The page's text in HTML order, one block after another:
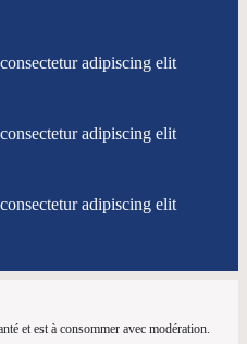
adipiscing elit
adipiscing elit
adipiscing elit
et est à consommer avec modération.